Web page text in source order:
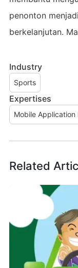
penonton
berkelanjutan.
Industry
Sports
Expertises
Mobile Application
Related